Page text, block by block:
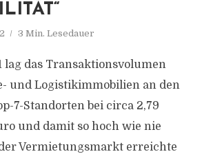
3 Min. Lesedauer
lag das Transaktionsvolumen
und Logistikimmobilien an den
7-Standorten bei circa 2,79
und damit so hoch wie nie
Vermietungsmarkt erreichte